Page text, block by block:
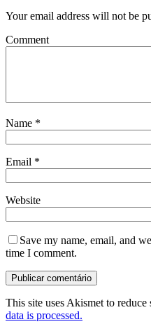
Your email address will not be
Comment
Name *
Email *
Website
Save my name, email, and
time I comment.
This site uses Akismet to reduce
data is processed.